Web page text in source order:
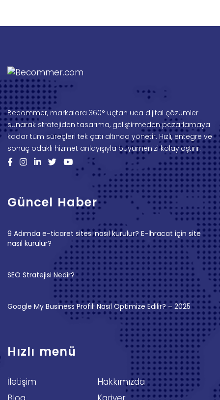
Becommer, markalara 360° uçtan uca dijital çözümler
sunarak stratejiden tasarıma, geliştirmeden pazarlamaya
kadar tüm süreçleri tek çatı altında yönetir. Hızlı, entegre ve
sonuç odaklı hizmet anlayışıyla büyümenizi kolaylaştırır.
Güncel Haber
9 Adımda e-ticaret sitesi nasıl kurulur? E-İhracat için site
nasıl kurulur?
SEO Stratejisi Nedir?
Google My Business Profili Nasıl Optimize Edilir? – 2025
Hızlı menü
İletişim
Hakkımızda